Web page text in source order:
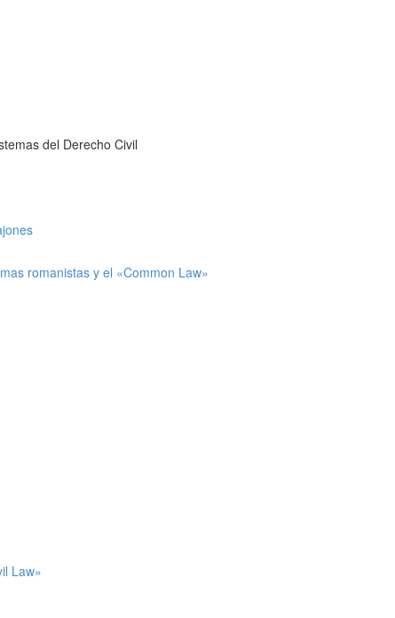
del Derecho Civil
romanistas y el «Common Law»
Law»